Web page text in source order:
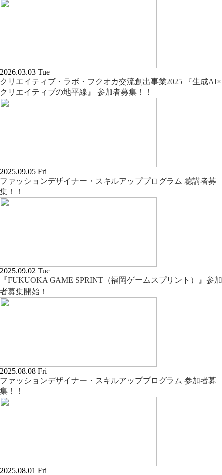
2026.03.03 Tue
クリエイティブ・ラボ・フクオカ交流創出事業2025 『生成AI×
クリエイティブの地平線』 参加者募集！！
2025.09.05 Fri
ファッションデザイナー・スキルアッププログラム 聴講者募
集！！
2025.09.02 Tue
『FUKUOKA GAME SPRINT（福岡ゲームスプリント）』参加
者募集開始！
2025.08.08 Fri
ファッションデザイナー・スキルアッププログラム 参加者募
集！！
2025.08.01 Fri